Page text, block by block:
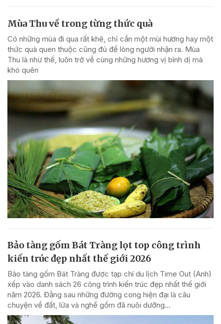
Mùa Thu về trong từng thức quà
Có những mùa đi qua rất khẽ, chỉ cần một mùi hương hay một
thức quà quen thuộc cũng đủ để lòng người nhận ra. Mùa
Thu là như thế, luôn trở về cùng những hương vị bình dị mà
khó quên
Bảo tàng gốm Bát Tràng lọt top công trình
kiến trúc đẹp nhất thế giới 2026
Bảo tàng gốm Bát Tràng được tạp chí du lịch Time Out (Anh)
xếp vào danh sách 26 công trình kiến trúc đẹp nhất thế giới
năm 2026. Đằng sau những đường cong hiện đại là câu
chuyện về đất, lửa và nghề gốm đã nuôi dưỡng...